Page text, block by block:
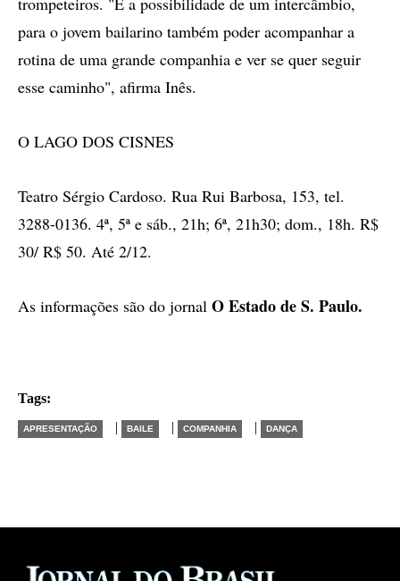
para o jovem bailarino também poder acompanhar a
rotina de uma grande companhia e ver se quer seguir
esse caminho", afirma Inês.
O LAGO DOS CISNES
Teatro Sérgio Cardoso. Rua Rui Barbosa, 153, tel.
3288-0136. 4ª, 5ª e sáb., 21h; 6ª, 21h30; dom., 18h. R$
30/ R$ 50. Até 2/12.
As informações são do jornal O Estado de S. Paulo.
Tags:
APRESENTAÇÃO | BAILE | COMPANHIA | DANÇA